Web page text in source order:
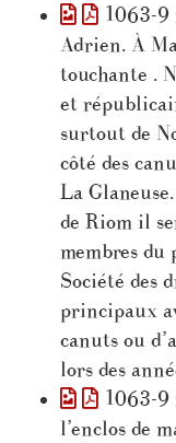
1063-9
Adrien. À
touchante .
et
surtout de
côté des
La
de Riom il
membres
Société des
principaux
canuts ou
lors des
1063-9
l’enclos de